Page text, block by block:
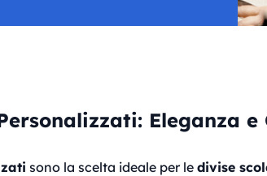
Eleganza e
sono la scelta ideale per le divise